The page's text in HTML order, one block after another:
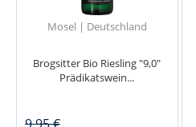
Mosel | Deutschland
Brogsitter Bio Riesling "9,0"
Prädikatswein...